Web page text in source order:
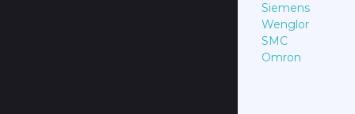
Siemens
Wenglor
SMC
Omron